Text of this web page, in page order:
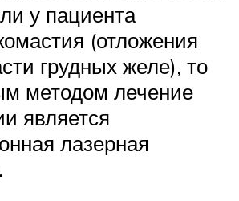
у пациента
(отложения
грудных желе), то
методом лечение
является
лазерная